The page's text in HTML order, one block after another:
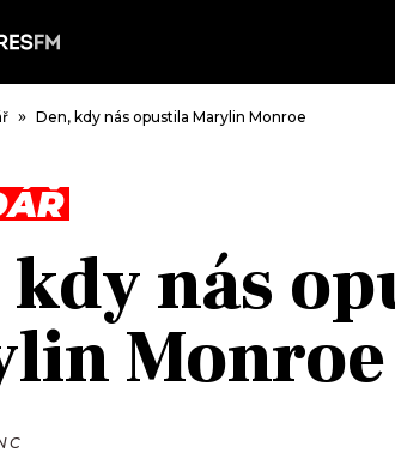
TRENDY
Den, kdy nás opustila Marylin Monroe
kdy nás
Monroe